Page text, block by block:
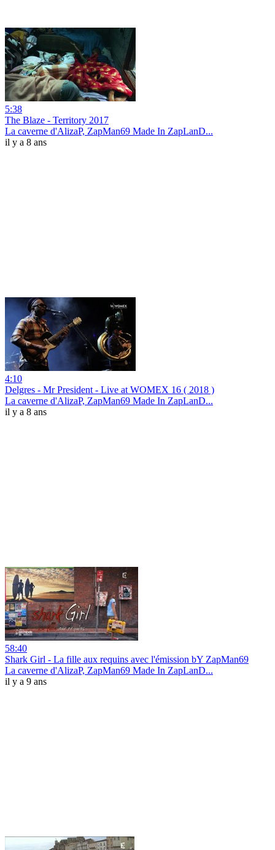
5:38
The Blaze - Territory 2017
La caverne d'AlizaP, ZapMan69 Made In ZapLanD...
il y a 8 ans
4:10
Delgres - Mr President - Live at WOMEX 16 ( 2018 )
La caverne d'AlizaP, ZapMan69 Made In ZapLanD...
il y a 8 ans
58:40
Shark Girl - La fille aux requins avec l'émission bY ZapMan69
La caverne d'AlizaP, ZapMan69 Made In ZapLanD...
il y a 9 ans